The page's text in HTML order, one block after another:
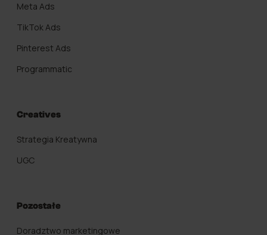
Meta Ads
TikTok Ads
Pinterest Ads
Programmatic
Creatives
Strategia Kreatywna
UGC
Pozostałe
Doradztwo marketingowe